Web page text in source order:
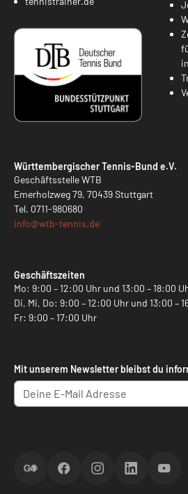
Württembergischer Tennis-Bund e.V.
Geschäftsstelle WTB
Emerholzweg 79, 70439 Stuttgart
Tel. 0711-980680
info@wtb-tennis.de
Geschäftszeiten
Mo: 9:00 – 12:00 Uhr und 13:00 – 18:00
Di, Mi, Do: 9:00 – 12:00 Uhr und 13:00 –
Fr: 9:00 – 17:00 Uhr
Mit unserem Newsletter bleibst du
ScoreGOFacebookInstagramLinkedIn